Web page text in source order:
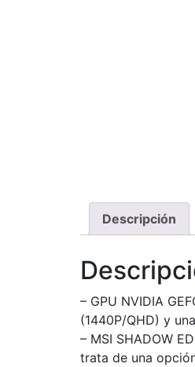
Descripción
– GPU NVIDIA
(1440P/QHD) y
– MSI SHADOW
trata de una